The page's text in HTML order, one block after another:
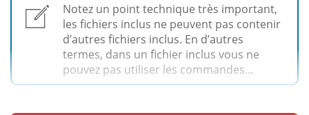
Notez un point technique très important,
les fichiers inclus ne peuvent pas contenir
d’autres fichiers inclus. En d’autres
termes, dans un fichier inclus vous ne
pouvez pas utiliser les commandes...